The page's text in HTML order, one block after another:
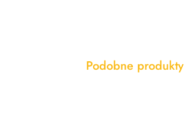
Pomiń karuzelę produktów
Produkty
Podobne produkty